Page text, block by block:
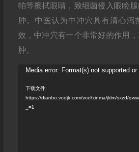
帕等擦拭眼睛，致细菌侵入眼睑
肿。中医认为中冲穴具有清心泻
效，中冲穴有一个非常好的作用
肿。
Media error: Format(s) not supported
下载文件:
https://dianbo.vodjk.com/vod/xinma/jklm/sxzd/
_=1